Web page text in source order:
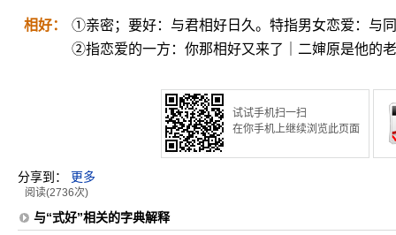
相好：
①亲密；要好：与君相好日久。特指男女恋爱：与
②指恋爱的一方：你那相好又来了｜二婶原是他的
试试手机扫一扫
在你手机上继续浏览此页面
分享到： 更多
阅读(2736次)
与“式好”相关的字典解释